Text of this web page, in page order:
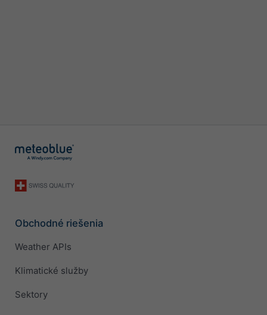
Obchodné riešenia
Weather APIs
Klimatické služby
Sektory